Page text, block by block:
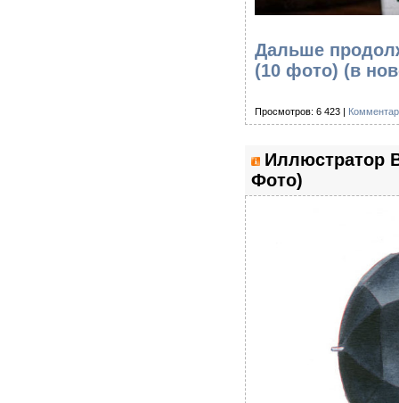
Дальше
(10 фото) (в
Просмотров: 6 423 |
Иллюстратор
Фото)